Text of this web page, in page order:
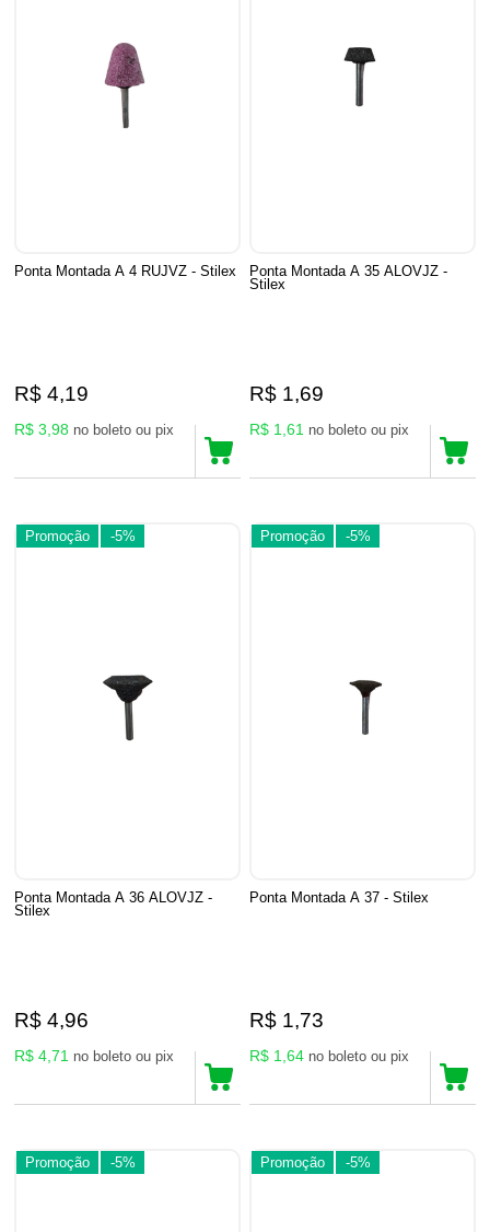
Ponta Montada A 4 RUJVZ - Stilex
R$ 4,19
R$ 3,98 no boleto ou pix
Ponta Montada A 35 ALOVJZ -
Stilex
R$ 1,69
R$ 1,61 no boleto ou pix
Promoção -5%
Ponta Montada A 36 ALOVJZ -
Stilex
R$ 4,96
R$ 4,71 no boleto ou pix
Promoção -5%
Ponta Montada A 37 - Stilex
R$ 1,73
R$ 1,64 no boleto ou pix
Promoção -5% Promoção -5%